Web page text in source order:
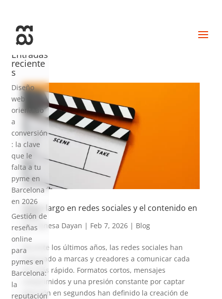
Vídeo largo en redes sociales y el contenido en
2026
porVanesa Dayan | Feb 7, 2026| Blog
Durante los últimos años, las redes sociales han
empujado a marcas y creadores a comunicar cada
vez más rápido. Formatos cortos, mensajes
comprimidos y una presión constante por captar
atención en segundos han definido la creación de
Entradas
reciente
s
Diseño
web
orientado
a
conversión
: la clave
que le
falta a tu
pyme en
Barcelona
en 2026
Gestión de
reseñas
online
para
pymes en
Barcelona:
la
reputación